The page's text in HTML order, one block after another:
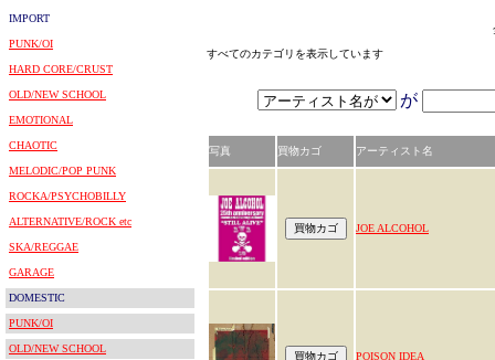
IMPORT
PUNK/OI
HARD CORE/CRUST
OLD/NEW SCHOOL
EMOTIONAL
CHAOTIC
MELODIC/POP PUNK
ROCKA/PSYCHOBILLY
ALTERNATIVE/ROCK etc
SKA/REGGAE
GARAGE
DOMESTIC
PUNK/OI
OLD/NEW SCHOOL
すべてのカテゴリを表示しています
が
写真 買物カゴ アーティスト名
JOE ALCOHOL
POISON IDEA